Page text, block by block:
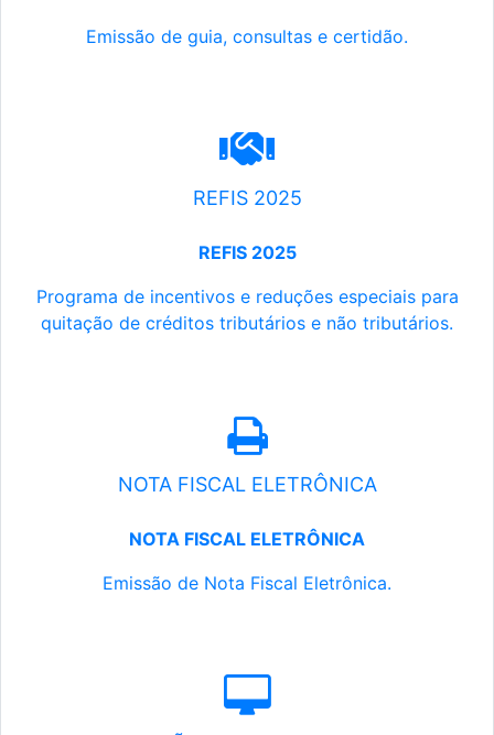
Emissão de guia, consultas e certidão.
REFIS 2025
REFIS 2025
Programa de incentivos e reduções especiais para
quitação de créditos tributários e não tributários.
NOTA FISCAL ELETRÔNICA
NOTA FISCAL ELETRÔNICA
Emissão de Nota Fiscal Eletrônica.